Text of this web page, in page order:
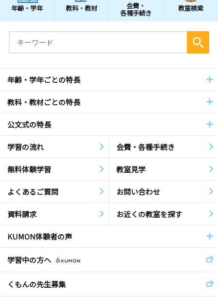
年齢・学年 教科・教材 会費・
各種手続き
教室検索
年齢・学年ごとの特長
教科・教材ごとの特長
公文式の特長
学習の流れ 会費・各種手続き
無料体験学習 教室見学
よくあるご質問 お問い合わせ
資料請求 お近くの教室を探す
KUMON体験者の声
学習中の方へ
くもんの先生募集